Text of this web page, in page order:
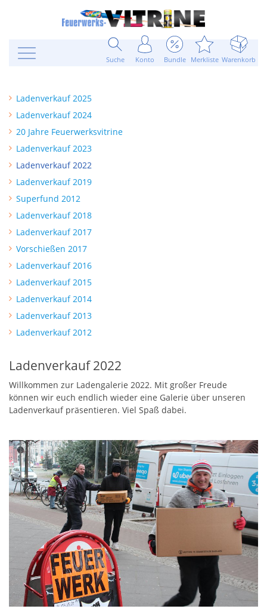
Suche Konto Bundle Merkliste Warenkorb
Ladenverkauf 2025
Ladenverkauf 2024
20 Jahre Feuerwerksvitrine
Ladenverkauf 2023
Ladenverkauf 2022
Ladenverkauf 2019
Superfund 2012
Ladenverkauf 2018
Ladenverkauf 2017
Vorschießen 2017
Ladenverkauf 2016
Ladenverkauf 2015
Ladenverkauf 2014
Ladenverkauf 2013
Ladenverkauf 2012
Ladenverkauf 2022
Willkommen zur Ladengalerie 2022. Mit großer Freude
können wir euch endlich wieder eine Galerie über unseren
Ladenverkauf präsentieren. Viel Spaß dabei.